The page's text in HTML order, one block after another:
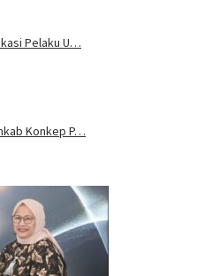
Pelaku U…
Konkep P…